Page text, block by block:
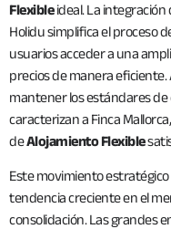
Flexibleideal. La integración
Holidu simplifica el proceso
usuarios acceder a una
precios de manera
mantener los estándares de
caracterizan a Finca
deAlojamiento Flexible
Este movimiento
tendencia creciente en el
consolidación. Las grandes